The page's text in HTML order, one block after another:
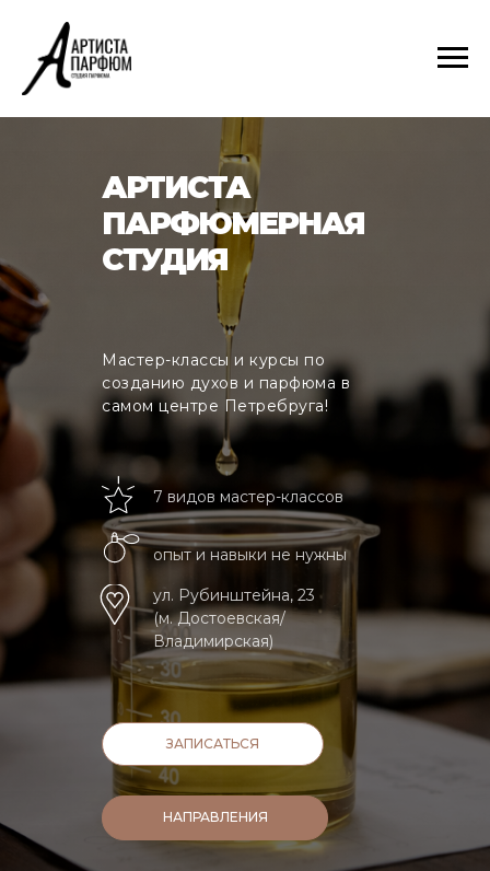
ЗАПИСАТЬСЯ
НАПРАВЛЕНИЯ
ул. Рубинштейна, 23
(м. Достоевская/
Владимирская)
опыт и навыки не нужны
7 видов мастер-классов
Мастер-классы и курсы по
созданию духов и парфюма в
самом центре Петребруга!
АРТИСТА
ПАРФЮМЕРНАЯ
СТУДИЯ